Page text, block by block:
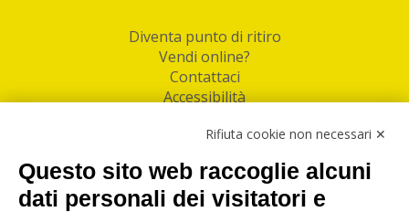
Diventa punto di ritiro
Vendi online?
Contattaci
Accessibilità
Facebook
Linkedin
Rifiuta cookie non necessari ✕
Questo sito web raccoglie alcuni
dati personali dei visitatori e